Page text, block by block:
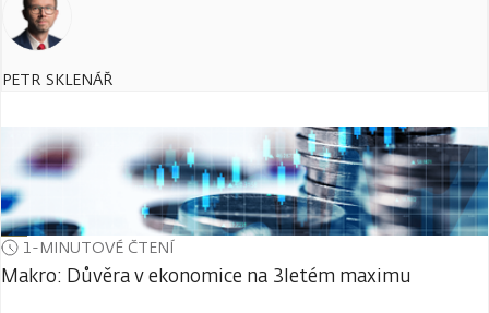
PETR SKLENÁŘ
1-MINUTOVÉ ČTENÍ
Makro: Důvěra v ekonomice na 3letém maximu